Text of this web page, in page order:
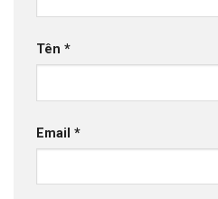
Tên *
Email *